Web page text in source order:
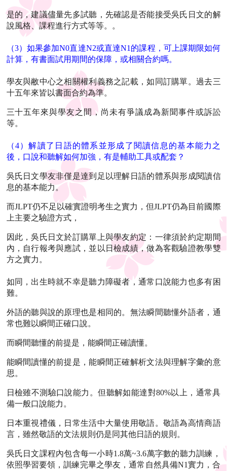
是的，建議儘量先多試聽，先確認是否能接受吳氏日文的解
說風格、課程進行方式等等。。
（3）如果參加N0直達N2或直達N1的課程，可上課期限如何
計算，有書面試用期間的保障，或相關合約嗎。
學友與敝中心之相關權利義務之記載，如同訂購單。過去三
十五年來皆以書面合約為準。
三十五年來與學友之間，尚未有爭議成為新聞事件或訴訟
等。
（4）解讀了日語的體系並形成了閱讀信息的基本能力之
後，口說和聽解如何加強，有是輔助工具或配套？
吳氏日文學友非僅是達到足以理解日語的體系與形成閱讀信
息的基本能力。
而JLPT仍不足以確實證明考生之實力，但JLPT仍為目前國際
上主要之驗證方式，
因此，吳氏日文於訂購單上與學友約定：一律須於約定期間
內，自行報考與應試，並以日檢成績，做為客觀驗證教學雙
方之實力。
如同，出生時就不幸是聽力障礙者，通常口說能力也多有困
難。
外語的聽與說的原理也是相同的。無法瞬間聽懂外語者，通
常也難以瞬間正確口說。
而瞬間聽懂的前提是，能瞬間正確讀懂。
能瞬間讀懂的前提是，能瞬間正確解析文法與理解字彙的意
思。
日檢雖不測驗口說能力。但聽解如能達對80%以上，通常具
備一般口說能力。
日本重視禮儀，日常生活中大量使用敬語。敬語為高情商語
言，雖然敬語的文法規則仍是同其他日語的規則。
吳氏日文課程內包含每一小時1.8萬~3.6萬字數的聽力訓練，
依照學習要領，訓練完畢之學友，通常自然具備N1實力，合